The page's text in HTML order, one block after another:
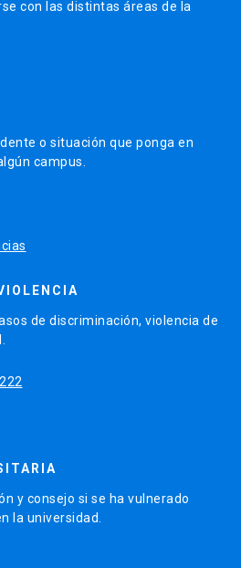
con las distintas áreas de la
o situación que ponga en
campus.
de discriminación, violencia de
y consejo si se ha vulnerado
la universidad.